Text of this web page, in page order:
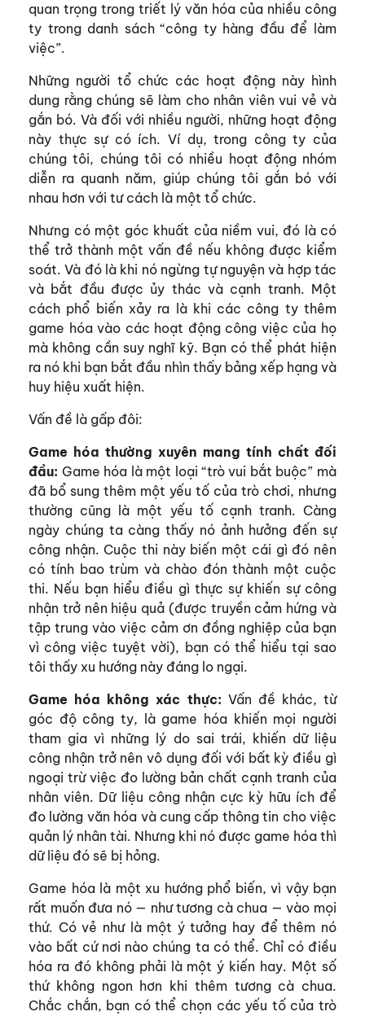
quan trọng trong triết lý văn hóa của nhiều công
ty trong danh sách “công ty hàng đầu để làm
việc”.
Những người tổ chức các hoạt động này hình
dung rằng chúng sẽ làm cho nhân viên vui vẻ và
gắn bó. Và đối với nhiều người, những hoạt động
này thực sự có ích. Ví dụ, trong công ty của
chúng tôi, chúng tôi có nhiều hoạt động nhóm
diễn ra quanh năm, giúp chúng tôi gắn bó với
nhau hơn với tư cách là một tổ chức.
Nhưng có một góc khuất của niềm vui, đó là có
thể trở thành một vấn đề nếu không được kiểm
soát. Và đó là khi nó ngừng tự nguyện và hợp tác
và bắt đầu được ủy thác và cạnh tranh. Một
cách phổ biến xảy ra là khi các công ty thêm
game hóa vào các hoạt động công việc của họ
mà không cần suy nghĩ kỹ. Bạn có thể phát hiện
ra nó khi bạn bắt đầu nhìn thấy bảng xếp hạng và
huy hiệu xuất hiện.
Vấn đề là gấp đôi:
Game hóa thường xuyên mang tính chất đối
đầu: Game hóa là một loại “trò vui bắt buộc” mà
đã bổ sung thêm một yếu tố của trò chơi, nhưng
thường cũng là một yếu tố cạnh tranh. Càng
ngày chúng ta càng thấy nó ảnh hưởng đến sự
công nhận. Cuộc thi này biến một cái gì đó nên
có tính bao trùm và chào đón thành một cuộc
thi. Nếu bạn hiểu điều gì thực sự khiến sự công
nhận trở nên hiệu quả (được truyền cảm hứng và
tập trung vào việc cảm ơn đồng nghiệp của bạn
vì công việc tuyệt vời), bạn có thể hiểu tại sao
tôi thấy xu hướng này đáng lo ngại.
Game hóa không xác thực: Vấn đề khác, từ
góc độ công ty, là game hóa khiến mọi người
tham gia vì những lý do sai trái, khiến dữ liệu
công nhận trở nên vô dụng đối với bất kỳ điều gì
ngoại trừ việc đo lường bản chất cạnh tranh của
nhân viên. Dữ liệu công nhận cực kỳ hữu ích để
đo lường văn hóa và cung cấp thông tin cho việc
quản lý nhân tài. Nhưng khi nó được game hóa thì
dữ liệu đó sẽ bị hỏng.
Game hóa là một xu hướng phổ biến, vì vậy bạn
rất muốn đưa nó — như tương cà chua — vào mọi
thứ. Có vẻ như là một ý tưởng hay để thêm nó
vào bất cứ nơi nào chúng ta có thể. Chỉ có điều
hóa ra đó không phải là một ý kiến ​​hay. Một số
thứ không ngon hơn khi thêm tương cà chua.
Chắc chắn, bạn có thể chọn các yếu tố của trò